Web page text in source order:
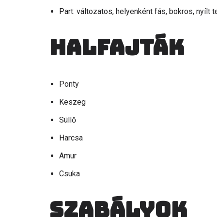
Part: változatos, helyenként fás, bokros, nyílt
Halfajták
Ponty
Keszeg
Süllő
Harcsa
Amur
Csuka
Szabályok